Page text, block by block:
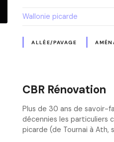
Wallonie picarde
ALLÉE/PAVAGE
CBR Rénovation
Plus de 30 ans de savoir-
décennies les particuliers
picarde (de Tournai à Ath,